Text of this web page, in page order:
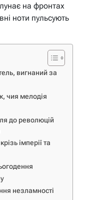
на фронтах
ноти пульсують
вигнаний за
чия мелодія
до революцій
імперії та
незламності